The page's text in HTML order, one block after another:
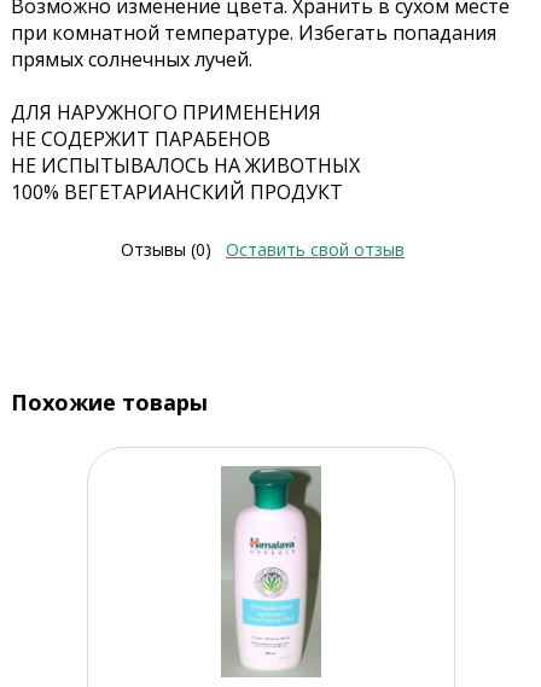
Возможно изменение цвета. Хранить в сухом месте
при комнатной температуре. Избегать попадания
прямых солнечных лучей.
ДЛЯ НАРУЖНОГО ПРИМЕНЕНИЯ
НЕ СОДЕРЖИТ ПАРАБЕНОВ
НЕ ИСПЫТЫВАЛОСЬ НА ЖИВОТНЫХ
100% ВЕГЕТАРИАНСКИЙ ПРОДУКТ
Отзывы (0) Оставить свой отзыв
Похожие товары